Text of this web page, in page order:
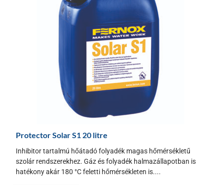
Protector Solar S1 20 litre
Inhibitor tartalmú hőátadó folyadék magas hőmérsékletű
szolár rendszerekhez. Gáz és folyadék halmazállapotban is
hatékony akár 180 °C feletti hőmérsékleten is....